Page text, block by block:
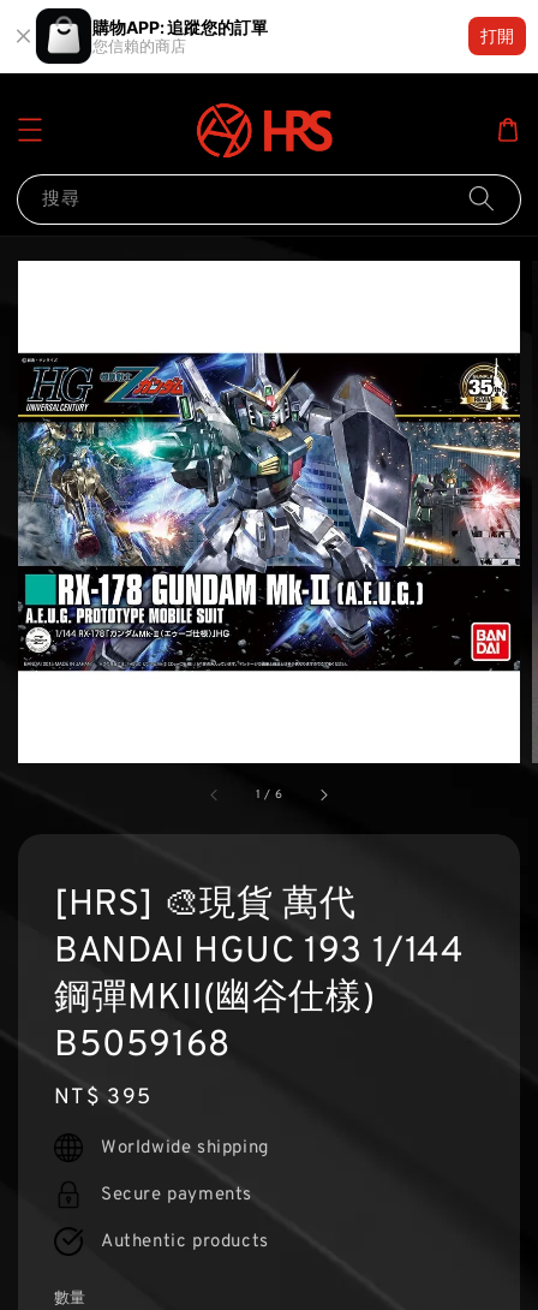
購物APP: 追蹤您的訂單
您信賴的商店
打開
搜尋
1 / 6
[HRS] 🎨現貨 萬代
BANDAI HGUC 193 1/144
鋼彈MKII(幽谷仕樣)
B5059168
Regular
price
NT$ 395
Worldwide shipping
Secure payments
Authentic products
數量